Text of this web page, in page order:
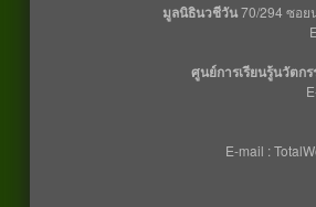
มูลนิธินวชีวัน70/294 ซอย
ศูนย์การเรียนรู้นวัตก
E-mail :